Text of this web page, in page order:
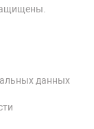
данных